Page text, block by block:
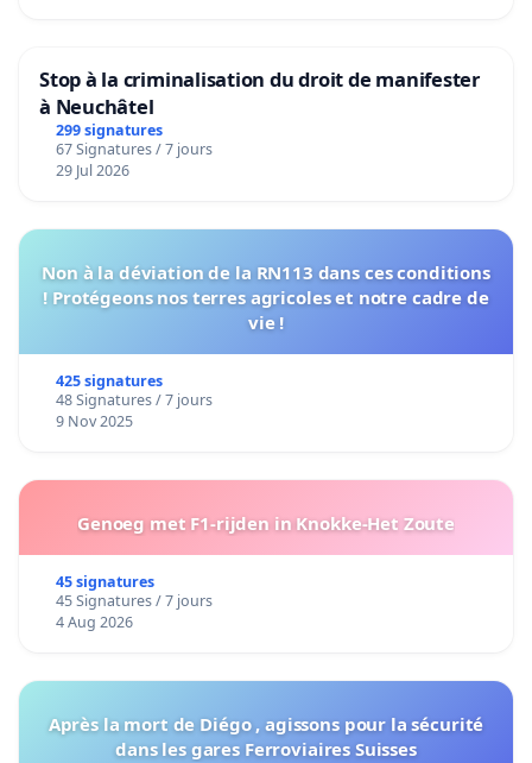
Stop à la criminalisation du droit de manifester
à Neuchâtel
299 signatures
67 Signatures / 7 jours
29 Jul 2026
Non à la déviation de la RN113 dans ces conditions
! Protégeons nos terres agricoles et notre cadre de
vie !
425 signatures
48 Signatures / 7 jours
9 Nov 2025
Genoeg met F1-rijden in Knokke-Het Zoute
45 signatures
45 Signatures / 7 jours
4 Aug 2026
Après la mort de Diégo , agissons pour la sécurité
dans les gares Ferroviaires Suisses